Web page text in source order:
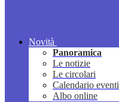
Novità
Panoramica
Le notizie
Le circolari
Calendario eventi
Albo online